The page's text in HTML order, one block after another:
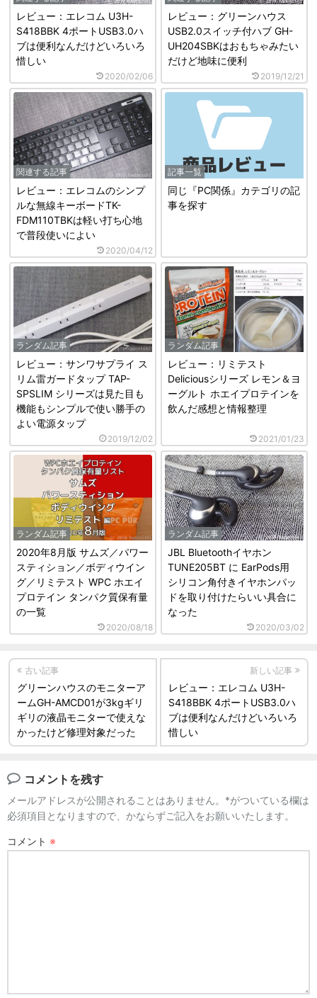
レビュー：エレコム U3H-
S418BBK 4ポートUSB3.0ハ
ブは便利なんだけどいろいろ
惜しい
2020/02/06
レビュー：グリーンハウス
USB2.0スイッチ付ハブ GH-
UH204SBKはおもちゃみたい
だけど地味に便利
2019/12/21
関連する記事
レビュー：エレコムのシンプ
ルな無線キーボードTK-
FDM110TBKは軽い打ち心地
で普段使いによい
2020/04/12
記事一覧
同じ『PC関係』カテゴリの記
事を探す
ランダム記事
レビュー：サンワサプライ ス
リム雷ガードタップ TAP-
SPSLIM シリーズは見た目も
機能もシンプルで使い勝手の
よい電源タップ
2019/12/02
ランダム記事
レビュー：リミテスト
Deliciousシリーズ レモン＆ヨ
ーグルト ホエイプロテインを
飲んだ感想と情報整理
2021/01/23
ランダム記事
2020年8月版 サムズ／パワー
スティション／ボディウイン
グ／リミテスト WPC ホエイ
プロテイン タンパク質保有量
の一覧
2020/08/18
ランダム記事
JBL Bluetoothイヤホン
TUNE205BT に EarPods用
シリコン角付きイヤホンパッ
ドを取り付けたらいい具合に
なった
2020/03/02
古い記事
グリーンハウスのモニターア
ームGH-AMCD01が3kgギリ
ギリの液晶モニターで使えな
かったけど修理対象だった
新しい記事
レビュー：エレコム U3H-
S418BBK 4ポートUSB3.0ハ
ブは便利なんだけどいろいろ
惜しい
コメントを残す
メールアドレスが公開されることはありません。*がついている欄は
必須項目となりますので、かならずご記入をお願いいたします。
コメント ※